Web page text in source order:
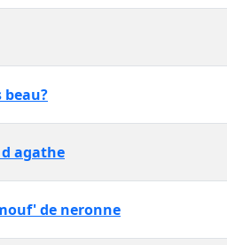
beau?
agathe
de neronne